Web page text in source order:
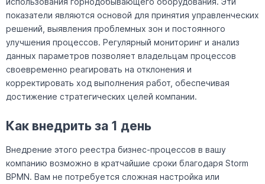
показатели являются основой для принятия управленческих
решений, выявления проблемных зон и постоянного
улучшения процессов. Регулярный мониторинг и анализ
данных параметров позволяет владельцам процессов
своевременно реагировать на отклонения и
корректировать ход выполнения работ, обеспечивая
достижение стратегических целей компании.
Как внедрить за 1 день
Внедрение этого реестра бизнес-процессов в вашу
компанию возможно в кратчайшие сроки благодаря Storm
BPMN. Вам не потребуется сложная настройка или